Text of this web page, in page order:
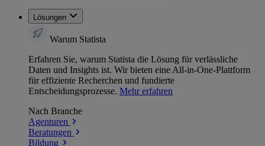
Lösungen
Warum Statista
Erfahren Sie, warum Statista die Lösung für verlässliche
Daten und Insights ist. Wir bieten eine All-in-One-Plattform
für effiziente Recherchen und fundierte
Entscheidungsprozesse. Mehr erfahren
Nach Branche
Agenturen
Beratungen
Bildung